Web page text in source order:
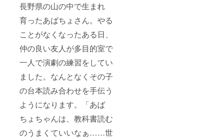
長野県の山の中で生まれ
育ったあばちょさん。やる
ことがなくなったある日、
仲の良い友人が多目的室で
一人で演劇の練習をしてい
ました。なんとなくその子
の台本読み合わせを手伝う
ようになります。「あば
ちょちゃんは、教科書読む
のうまくていいなぁ……世